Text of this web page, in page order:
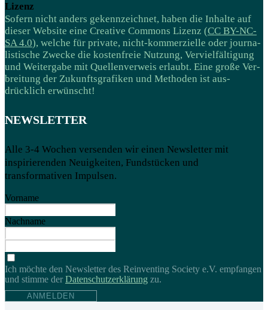
Lizenz
Sofern nicht anders gekenn­zeichnet, haben die Inhalte auf
dieser Website eine Creative Commons Lizenz (CC BY-NC-
SA 4.0), welche für private, nicht-kommer­zielle oder journa­­
listische Zwecke die kosten­freie Nutzung, Ver­viel­­fälti­gung
und Weiter­gabe mit Quellen­verweis erlaubt. Eine große Ver­
breitung der Zukunftsgrafiken und Methoden ist aus­
drücklich erwünscht!
NEWSLETTER
Alle 3-4 Wochen versenden wir einen Newsletter mit
inspirierenden Neuigkeiten, Fundstücken und
transformativen Impulsen.
Vorname
Nachname
Ich möchte den Newsletter des Reinventing Society e.V. empfangen
und stimme derDaten­schutz­erklärung zu.
ANMELDEN